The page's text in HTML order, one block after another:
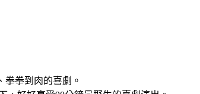
拳拳到肉的喜劇。